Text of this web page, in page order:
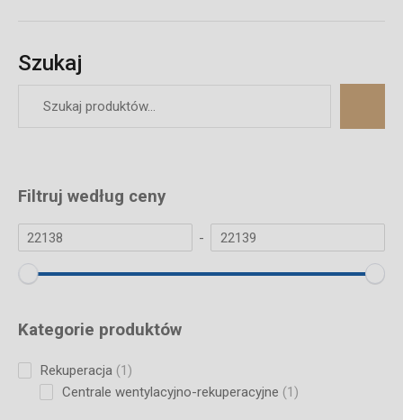
Szukaj
Filtruj według ceny
-
Kategorie produktów
Rekuperacja 11
product
Centrale wentylacyjno-rekuperacyjne 11